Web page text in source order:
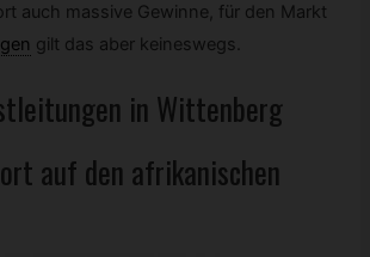
auch massive Gewinne, für den Markt
gilt das aber keineswegs.
in Wittenberg
auf den afrikanischen